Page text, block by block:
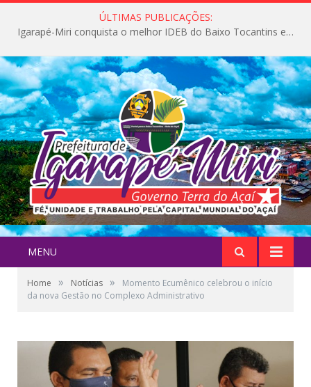
ÚLTIMAS PUBLICAÇÕES:
Igarapé-Miri conquista o melhor IDEB do Baixo Tocantins e avança na qualidade da educação pública
MENU
Home » Notícias »
Momento Ecumênico celebrou o início
da nova Gestão no Complexo Administrativo